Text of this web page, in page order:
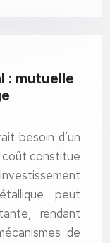
: mutuelle
besoin d’un
coût constitue
peut
rendant
de